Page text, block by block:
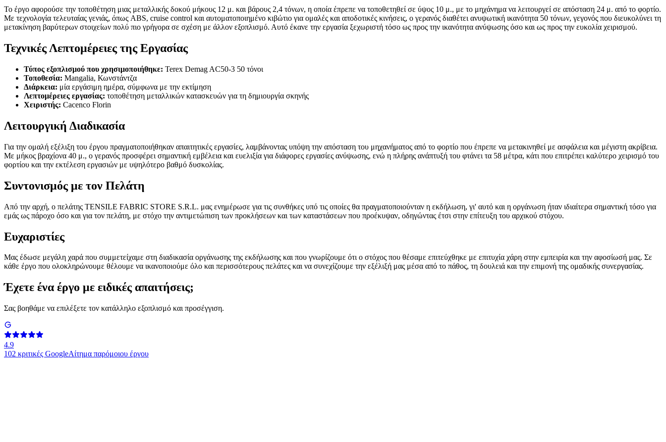
Το έργο αφορούσε την τοποθέτηση μιας μεταλλικής δοκού μήκους 12 μ. και βάρους 2,4 τόνων, η οποία έπρεπε να τοποθετηθεί σε ύψος 10 μ., με το μηχάνημα να λειτουργεί σε απόσταση 24 μ. από το φορτίο.
Με τεχνολογία τελευταίας γενιάς, όπως ABS, cruise control και αυτοματοποιημένο κιβώτιο για ομαλές και αποδοτικές κινήσεις, ο γερανός διαθέτει ανυψωτική ικανότητα 50 τόνων, γεγονός που διευκολύνει τη
μετακίνηση βαρύτερων στοιχείων πολύ πιο γρήγορα σε σχέση με άλλον εξοπλισμό. Αυτό έκανε την εργασία ξεχωριστή τόσο ως προς την ικανότητα ανύψωσης όσο και ως προς την ευκολία χειρισμού.
Τεχνικές Λεπτομέρειες της Εργασίας
Τύπος εξοπλισμού που χρησιμοποιήθηκε: Terex Demag AC50-3 50 τόνοι
Τοποθεσία: Mangalia, Κωνστάντζα
Διάρκεια: μία εργάσιμη ημέρα, σύμφωνα με την εκτίμηση
Λεπτομέρειες εργασίας: τοποθέτηση μεταλλικών κατασκευών για τη δημιουργία σκηνής
Χειριστής: Cacenco Florin
Λειτουργική Διαδικασία
Για την ομαλή εξέλιξη του έργου πραγματοποιήθηκαν απαιτητικές εργασίες, λαμβάνοντας υπόψη την απόσταση του μηχανήματος από το φορτίο που έπρεπε να μετακινηθεί με ασφάλεια και μέγιστη ακρίβεια.
Με μήκος βραχίονα 40 μ., ο γερανός προσφέρει σημαντική εμβέλεια και ευελιξία για διάφορες εργασίες ανύψωσης, ενώ η πλήρης ανάπτυξή του φτάνει τα 58 μέτρα, κάτι που επιτρέπει καλύτερο χειρισμό του
φορτίου και την εκτέλεση εργασιών με υψηλότερο βαθμό δυσκολίας.
Συντονισμός με τον Πελάτη
Από την αρχή, ο πελάτης TENSILE FABRIC STORE S.R.L. μας ενημέρωσε για τις συνθήκες υπό τις οποίες θα πραγματοποιούνταν η εκδήλωση, γι' αυτό και η οργάνωση ήταν ιδιαίτερα σημαντική τόσο για
εμάς ως πάροχο όσο και για τον πελάτη, με στόχο την αντιμετώπιση των προκλήσεων και των καταστάσεων που προέκυψαν, οδηγώντας έτσι στην επίτευξη του αρχικού στόχου.
Ευχαριστίες
Μας έδωσε μεγάλη χαρά που συμμετείχαμε στη διαδικασία οργάνωσης της εκδήλωσης και που γνωρίζουμε ότι ο στόχος που θέσαμε επιτεύχθηκε με επιτυχία χάρη στην εμπειρία και την αφοσίωσή μας. Σε
κάθε έργο που ολοκληρώνουμε θέλουμε να ικανοποιούμε όλο και περισσότερους πελάτες και να συνεχίζουμε την εξέλιξή μας μέσα από το πάθος, τη δουλειά και την επιμονή της ομαδικής συνεργασίας.
Έχετε ένα έργο με ειδικές απαιτήσεις;
Σας βοηθάμε να επιλέξετε τον κατάλληλο εξοπλισμό και προσέγγιση.
4.9
102 κριτικές GoogleΑίτημα παρόμοιου έργου